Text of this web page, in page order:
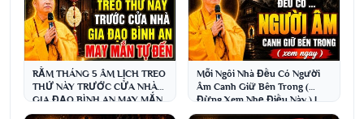
RẰM THÁNG 5 ÂM LỊCH TREO
THỨ NÀY TRƯỚC CỬA NHÀ
GIA ĐẠO BÌNH AN MAY MẮN
TỰ ĐẾN PHÚC ĐỨC RẤT LỚN
Mỗi Ngôi Nhà Đều Có Người
Âm Canh Giữ Bên Trong (
Đừng Xem Nhẹ Điều Này ) |
Thầy Thích Đạo Thịnh